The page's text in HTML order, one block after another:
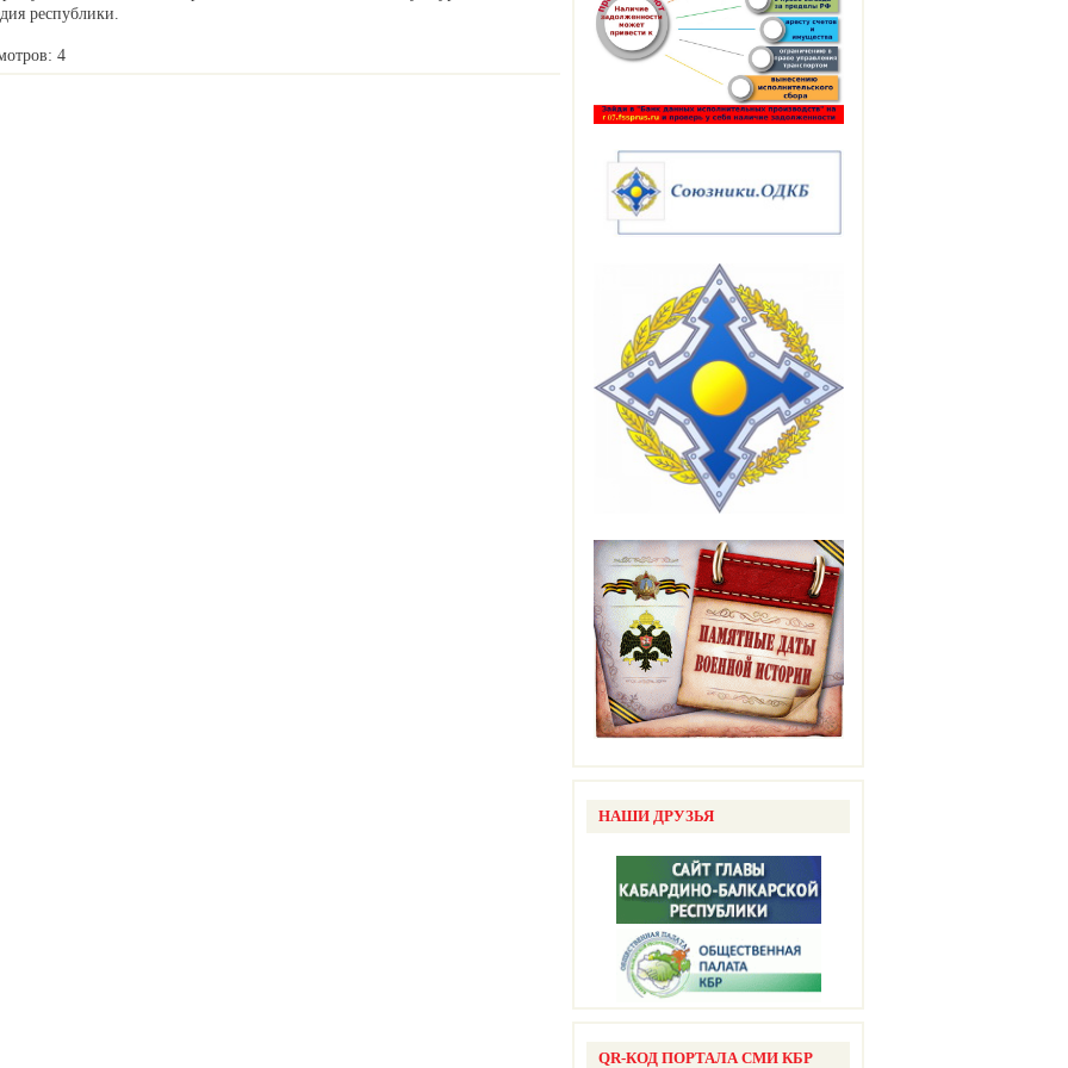
НАШИ ДРУЗЬЯ
QR-КОД ПОРТАЛА СМИ КБР
республики.
4